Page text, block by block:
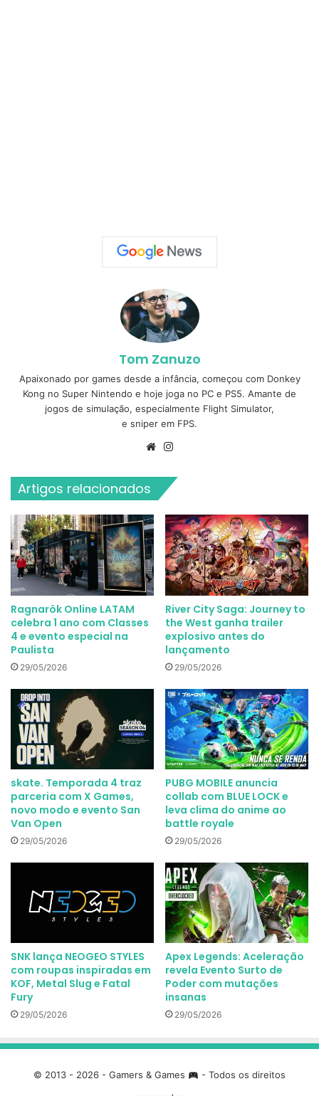
Tom Zanuzo
Apaixonado por games desde a infância, começou com Donkey
Kong no Super Nintendo e hoje joga no PC e PS5. Amante de
jogos de simulação, especialmente Flight Simulator,
e sniper em FPS.
Website
Artigos relacionados
Ragnarök Online LATAM
celebra 1 ano com Classes
4 e evento especial na
Paulista
29/05/2026
River City Saga: Journey to
the West ganha trailer
explosivo antes do
lançamento
29/05/2026
skate. Temporada 4 traz
parceria com X Games,
novo modo e evento San
Van Open
29/05/2026
PUBG MOBILE anuncia
collab com BLUE LOCK e
leva clima do anime ao
battle royale
29/05/2026
SNK lança NEOGEO STYLES
com roupas inspiradas em
KOF, Metal Slug e Fatal
Fury
29/05/2026
Apex Legends: Aceleração
revela Evento Surto de
Poder com mutações
insanas
29/05/2026
© 2013 - 2026 - Gamers & Games
- Todos os direitos